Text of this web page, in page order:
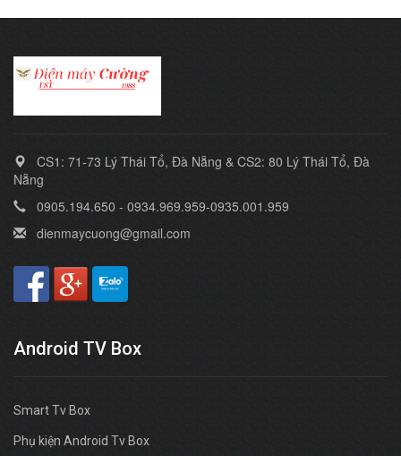
CS1: 71-73 Lý Thái Tổ, Đà Nẵng & CS2: 80 Lý Thái Tổ, Đà
Nẵng
0905.194.650 - 0934.969.959-0935.001.959
dienmaycuong@gmail.com
Android TV Box
Smart Tv Box
Phụ kiện Android Tv Box